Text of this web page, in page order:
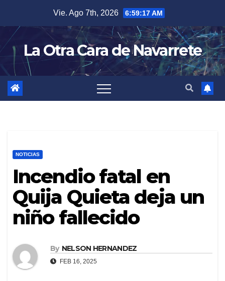
content
Vie. Ago 7th, 2026 6:59:18 AM
La Otra Cara de Navarrete
NOTICIAS
Incendio fatal en
Quija Quieta deja un
niño fallecido
By NELSON HERNANDEZ
FEB 16, 2025